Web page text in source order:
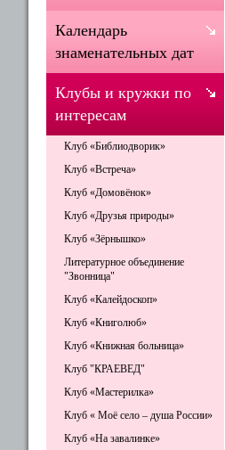
Календарь
знаменательных дат
Клубы и кружки по
интересам
Клуб «Библиодворик»
Клуб «Встреча»
Клуб «Домовёнок»
Клуб «Друзья природы»
Клуб «Зёрнышко»
Литературное объединение
"Звонница"
Клуб «Калейдоскоп»
Клуб «Книголюб»
Клуб «Книжная больница»
Клуб "КРАЕВЕД"
Клуб «Мастерилка»
Клуб « Моё село – душа России»
Клуб «На завалинке»